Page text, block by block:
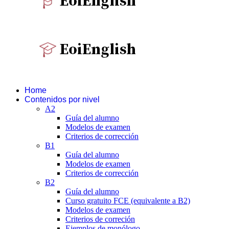
Home
Contenidos por nivel
A2
Guía del alumno
Modelos de examen
Criterios de corrección
B1
Guía del alumno
Modelos de examen
Criterios de corrección
B2
Guía del alumno
Curso gratuito FCE (equivalente a B2)
Modelos de examen
Criterios de correción